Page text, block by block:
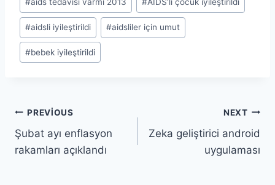
#aids tedavisi varmı 2013 #AIDS'li çocuk iyileştirildi
#aidsli iyileştirildi #aidsliler için umut
#bebek iyileştirildi
Yazı
gezinmesi
PREVIOUS
Şubat ayı enflasyon
rakamları açıklandı
NEXT
Zeka geliştirici android
uygulaması